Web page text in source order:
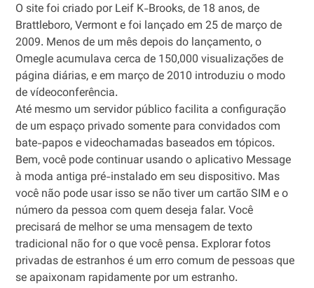
O site foi criado por Leif K-Brooks, de 18 anos, de
Brattleboro, Vermont e foi lançado em 25 de março de
2009. Menos de um mês depois do lançamento, o
Omegle acumulava cerca de 150,000 visualizações de
página diárias, e em março de 2010 introduziu o modo
de vídeoconferência.
Até mesmo um servidor público facilita a configuração
de um espaço privado somente para convidados com
bate-papos e videochamadas baseados em tópicos.
Bem, você pode continuar usando o aplicativo Message
à moda antiga pré-instalado em seu dispositivo. Mas
você não pode usar isso se não tiver um cartão SIM e o
número da pessoa com quem deseja falar. Você
precisará de melhor se uma mensagem de texto
tradicional não for o que você pensa. Explorar fotos
privadas de estranhos é um erro comum de pessoas que
se apaixonam rapidamente por um estranho.